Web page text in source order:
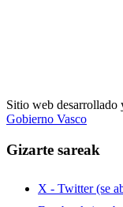
Sitio web desarrollado
Gobierno Vasco
Gizarte sareak
X - Twitter (se